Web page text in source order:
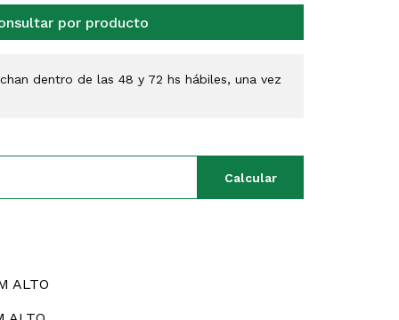
por producto
dentro de las 48 y 72 hs hábiles, una vez
Calcular
ALTO